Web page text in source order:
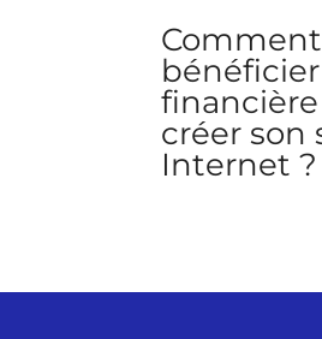
Comment
bénéficier
créer son
Internet ?